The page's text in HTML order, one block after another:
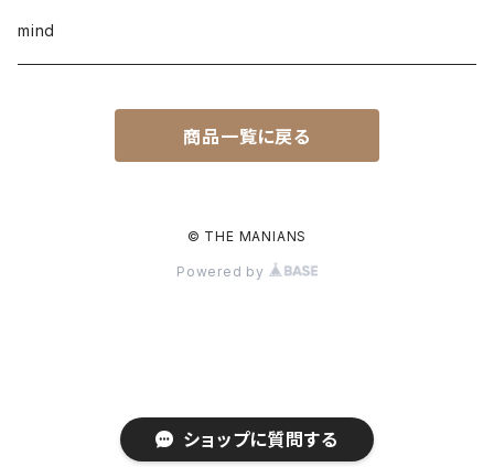
ショップに質問する
mind
商品一覧に戻る
© THE MANIANS
Powered by